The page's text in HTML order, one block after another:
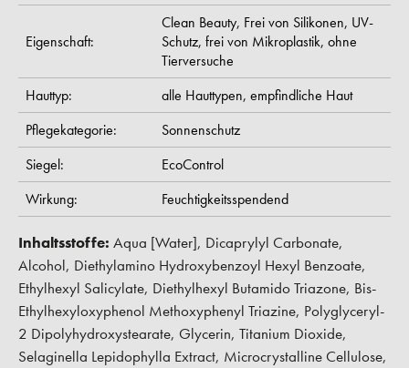
Eigenschaft:
Clean Beauty, Frei von Silikonen, UV-
Schutz, frei von Mikroplastik, ohne
Tierversuche
Hauttyp:
alle Hauttypen, empfindliche Haut
Pflegekategorie:
Sonnenschutz
Siegel:
EcoControl
Wirkung:
Feuchtigkeitsspendend
Inhaltsstoffe: Aqua [Water], Dicaprylyl Carbonate,
Alcohol, Diethylamino Hydroxybenzoyl Hexyl Benzoate,
Ethylhexyl Salicylate, Diethylhexyl Butamido Triazone, Bis-
Ethylhexyloxyphenol Methoxyphenyl Triazine, Polyglyceryl-
2 Dipolyhydroxystearate, Glycerin, Titanium Dioxide,
Selaginella Lepidophylla Extract, Microcrystalline Cellulose,